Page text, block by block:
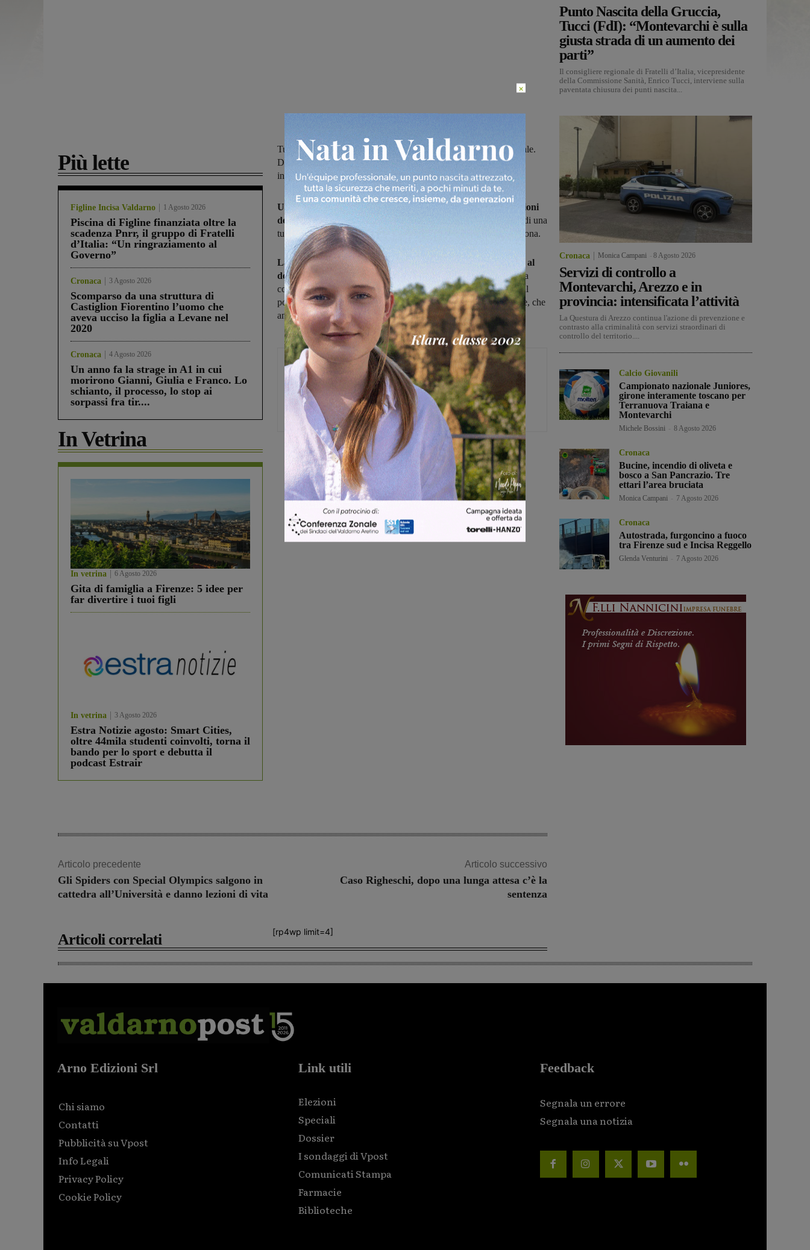
Più lette
Figline Incisa Valdarno 1 Agosto 2026
Piscina di Figline finanziata oltre la
scadenza Pnrr, il gruppo di Fratelli
d’Italia: “Un ringraziamento al
Governo”
Cronaca 3 Agosto 2026
Scomparso da una struttura di
Castiglion Fiorentino l’uomo che
aveva ucciso la figlia a Levane nel
2020
Cronaca 4 Agosto 2026
Un anno fa la strage in A1 in cui
morirono Gianni, Giulia e Franco. Lo
schianto, il processo, lo stop ai
sorpassi fra tir....
In Vetrina
In vetrina 6 Agosto 2026
Gita di famiglia a Firenze: 5 idee per
far divertire i tuoi figli
In vetrina 3 Agosto 2026
Estra Notizie agosto: Smart Cities,
oltre 44mila studenti coinvolti, torna il
bando per lo sport e debutta il
podcast Estrair
Tubo rotto in mezzo alla strada, poco lontano dal cantiere comunale.
Da questa mattina alle 7 abitazioni senza acqua corrente. In serata
iniziato l’intervento di Publiacqua
Un'intera giornata senza acqua corrente in moltissime abitazioni
dello Stecco a Figline:da questa mattina alle 7, infatti, la rottura di una
tubazione dell'acquedotto ha causato disagi per le famiglie della zona.
La rottura lungo via di Norcenni, nel tratto di strada davanti al
deposito comunale e al centro di raccolta dei rifiuti.L'acqua ha
continuato a sgorgare per tutto il giorno. In serata, sono arrivati sul
posto i tecnici di Publiacqua per iniziare l'intervento di riparazione, che
andrà avanti probabilmente per tutta la notte.
Glenda Venturini
Capo redattore
Share
Articolo precedente
Gli Spiders con Special Olympics salgono in
cattedra all’Università e danno lezioni di vita
Articolo successivo
Caso Righeschi, dopo una lunga attesa c’è la
sentenza
[rp4wp limit=4]
Articoli correlati
Punto Nascita della Gruccia,
Tucci (FdI): “Montevarchi è sulla
giusta strada di un aumento dei
parti”
Il consigliere regionale di Fratelli d’Italia, vicepresidente
della Commissione Sanità, Enrico Tucci, interviene sulla
paventata chiusura dei punti nascita...
Cronaca Monica Campani 8 Agosto 2026
Servizi di controllo a
Montevarchi, Arezzo e in
provincia: intensificata l’attività
La Questura di Arezzo continua l'azione di prevenzione e
contrasto alla criminalità con servizi straordinari di
controllo del territorio....
Calcio Giovanili
Campionato nazionale Juniores,
girone interamente toscano per
Terranuova Traiana e
Montevarchi
Michele Bossini 8 Agosto 2026
Cronaca
Bucine, incendio di oliveta e
bosco a San Pancrazio. Tre
ettari l’area bruciata
Monica Campani 7 Agosto 2026
Cronaca
Autostrada, furgoncino a fuoco
tra Firenze sud e Incisa Reggello
Glenda Venturini 7 Agosto 2026
Arno Edizioni Srl
Chi siamo
Contatti
Pubblicità su Vpost
Info Legali
Privacy Policy
Cookie Policy
Link utili
Elezioni
Speciali
Dossier
I sondaggi di Vpost
Comunicati Stampa
Farmacie
Biblioteche
Feedback
Segnala un errore
Segnala una notizia
×